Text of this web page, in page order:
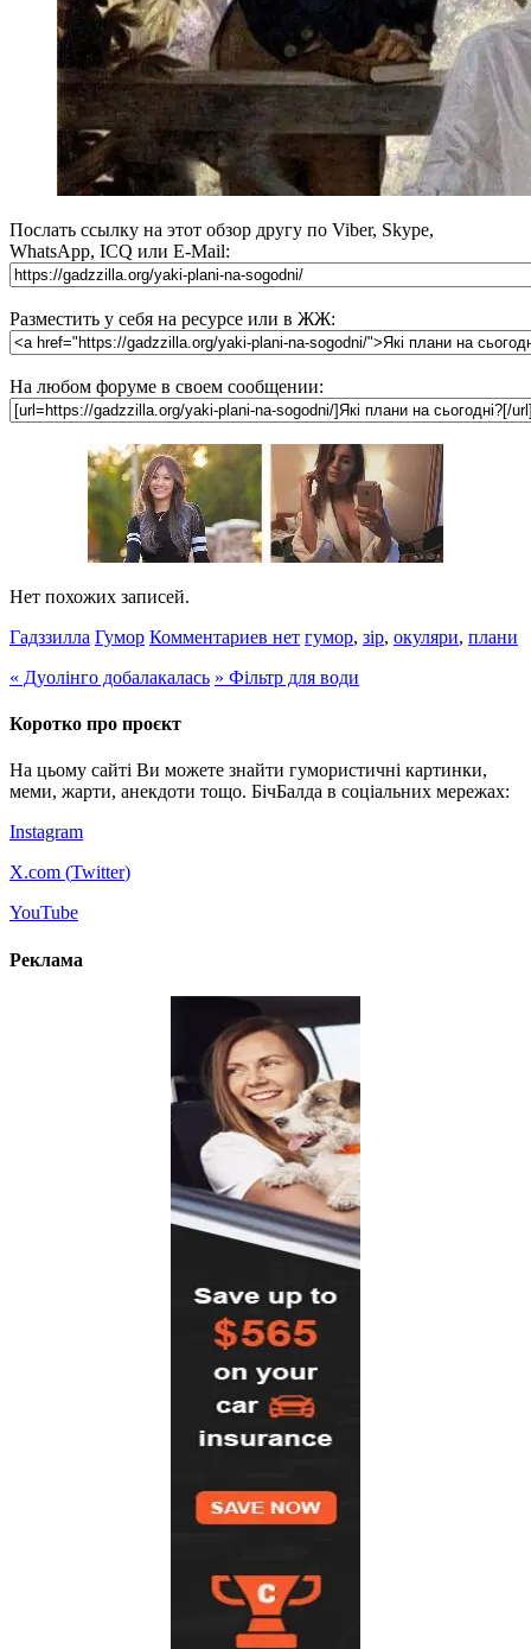
Послать ссылку на этот обзор другу по Viber, Skype,
WhatsApp, ICQ или E-Mail:
Разместить у себя на ресурсе или в ЖЖ:
На любом форуме в своем сообщении:
Нет похожих записей.
Гадззилла Гумор Комментариев нет гумор, зір, окуляри, плани
« Дуолінго добалакалась » Фільтр для води
Коротко про проєкт
На цьому сайті Ви можете знайти гумористичні картинки,
меми, жарти, анекдоти тощо. БічБалда в соціальних мережах:
Instagram
X.com (Twitter)
YouTube
Реклама